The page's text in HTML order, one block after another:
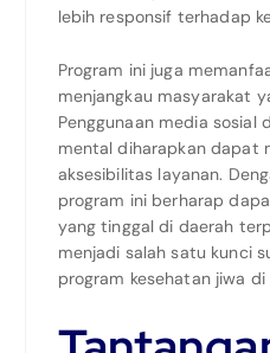
lebih responsif terhadap
Program ini juga
menjangkau masyarakat
Penggunaan media sosial
mental diharapkan dapat
aksesibilitas layanan.
program ini berharap
yang tinggal di daerah
menjadi salah satu kunci
program kesehatan jiwa di